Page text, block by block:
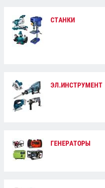
СТАНКИ
ЭЛ.ИНСТРУМЕНТ
ГЕНЕРАТОРЫ